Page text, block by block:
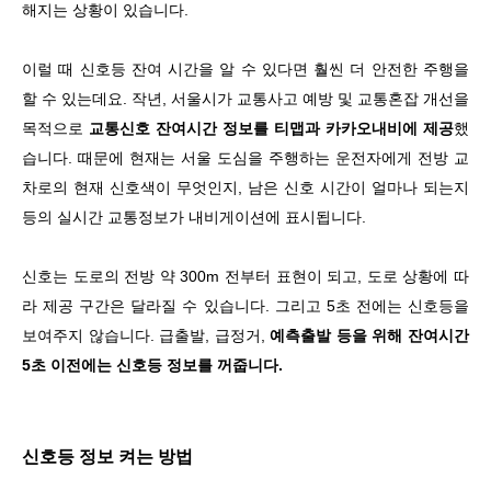
해지는 상황이 있습니다.
이럴 때 신호등 잔여 시간을 알 수 있다면 훨씬 더 안전한 주행을
할 수 있는데요. 작년, 서울시가 교통사고 예방 및 교통혼잡 개선을
목적으로 교통신호 잔여시간 정보를 티맵과 카카오내비에 제공했
습니다. 때문에 현재는 서울 도심을 주행하는 운전자에게 전방 교
차로의 현재 신호색이 무엇인지, 남은 신호 시간이 얼마나 되는지
등의 실시간 교통정보가 내비게이션에 표시됩니다.
신호는 도로의 전방 약 300m 전부터 표현이 되고, 도로 상황에 따
라 제공 구간은 달라질 수 있습니다. 그리고 5초 전에는 신호등을
보여주지 않습니다. 급출발, 급정거,예측출발 등을 위해 잔여시간
5초 이전에는 신호등 정보를 꺼줍니다.
신호등 정보 켜는 방법